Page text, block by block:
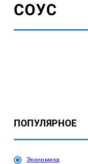
СОУС
ПОПУЛЯРНОЕ
Экономика